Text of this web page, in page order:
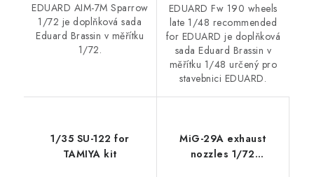
EDUARD AIM-7M Sparrow
1/72 je doplňková sada
Eduard Brassin v měřítku
1/72.
EDUARD Fw 190 wheels
late 1/48 recommended
for EDUARD je doplňková
sada Eduard Brassin v
měřítku 1/48 určený pro
stavebnici EDUARD.
1/35 SU-122 for
TAMIYA kit
MiG-29A exhaust
nozzles 1/72